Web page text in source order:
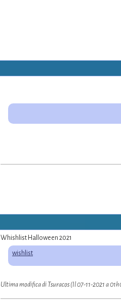
Whishlist Halloween 2021
wishlist
Ultima modifica di Tsuracos (Il 07-11-2021 a